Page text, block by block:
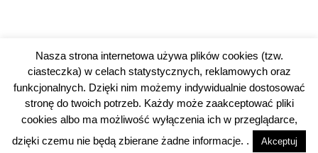
© 2026 piotrkowski24.pl | Polityka prywatności
Nasza strona internetowa używa plików cookies (tzw.
ciasteczka) w celach statystycznych, reklamowych oraz
funkcjonalnych. Dzięki nim możemy indywidualnie dostosować
stronę do twoich potrzeb. Każdy może zaakceptować pliki
cookies albo ma możliwość wyłączenia ich w przeglądarce,
dzięki czemu nie będą zbierane żadne informacje. .
Akceptuj